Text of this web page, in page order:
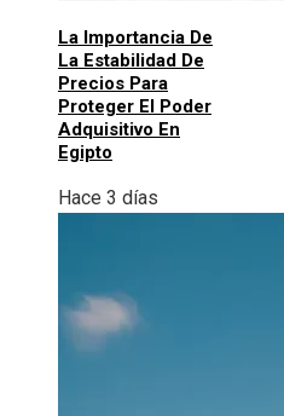
La Importancia De
La Estabilidad De
Precios Para
Proteger El Poder
Adquisitivo En
Egipto
Hace 3 días